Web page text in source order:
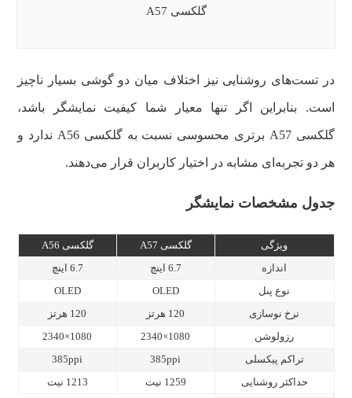
گلکسی A57
در تست‌های روشنایی نیز اختلاف میان دو گوشی بسیار ناچیز
است. بنابراین اگر تنها معیار شما کیفیت نمایشگر باشد،
گلکسی A57 برتری محسوسی نسبت به گلکسی A56 ندارد و
هر دو تجربه‌ای مشابه در اختیار کاربران قرار می‌دهند.
جدول مشخصات نمایشگر
ویژگی گلکسی A57
گلکسی A56
اندازه
6.7 اینچ
6.7 اینچ
نوع پنل
OLED
OLED
نرخ نوسازی
120 هرتز
120 هرتز
رزولوشن
1080×2340
1080×2340
تراکم پیکسلی
385ppi
385ppi
حداکثر روشنایی
1259 نیت 1213 نیت